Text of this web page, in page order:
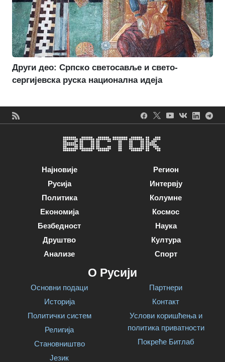
Други део: Српско светосавље и свето-
сергијевска руска национална идеја
Најновије
Русија
Политика
Економија
Безбедност
Друштво
Анализе
Регион
Интервју
Колумне
Космос
Наука
Култура
Спорт
О Русији
Основни подаци
Историја
Политички систем
Религија
Становништво
Језик
Партнери
Контакт
Услови коришћења и
политика приватности
Покреће Битлаб